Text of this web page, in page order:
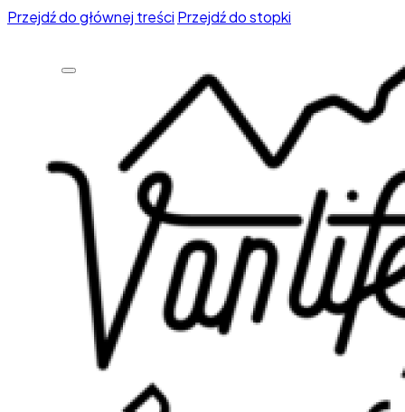
Przejdź do głównej treści Przejdź do stopki